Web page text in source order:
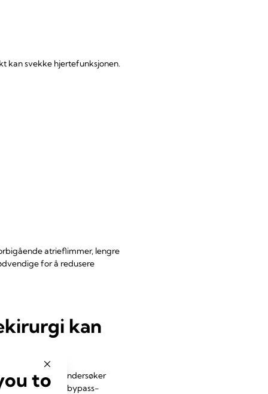
kan svekke hjertefunksjonen.
atrieflimmer, lengre
for å redusere
kan
studie undersøker
etter koronar bypass-
to